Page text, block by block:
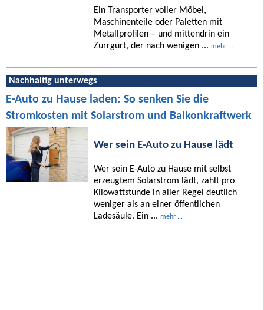
Ein Transporter voller Möbel,
Maschinenteile oder Paletten mit
Metallprofilen – und mittendrin ein
Zurrgurt, der nach wenigen ... mehr ...
Nachhaltig unterwegs
E-Auto zu Hause laden: So senken Sie die
Stromkosten mit Solarstrom und Balkonkraftwerk
Wer sein E-Auto zu Hause lädt
Wer sein E-Auto zu Hause mit selbst
erzeugtem Solarstrom lädt, zahlt pro
Kilowattstunde in aller Regel deutlich
weniger als an einer öffentlichen
Ladesäule. Ein ... mehr ...